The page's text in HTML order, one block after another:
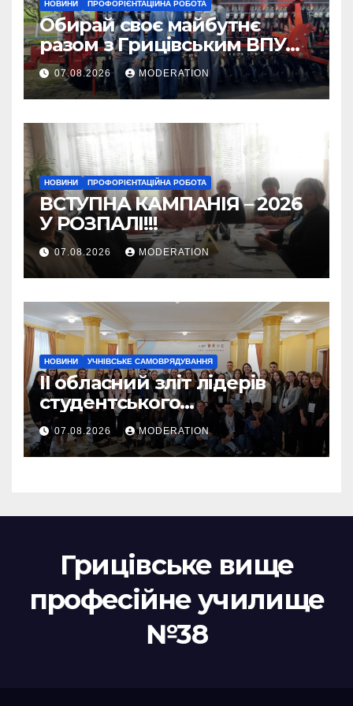
НОВИНИ ПРОФОРІЄНТАЦІЙНА РОБОТА
Обирай своє майбутнє
разом з Грицівським ВПУ
№38!
07.08.2026 MODERATION
НОВИНИ ПРОФОРІЄНТАЦІЙНА РОБОТА
ВСТУПНА КАМПАНІЯ – 2026
У РОЗПАЛІ!!!
07.08.2026 MODERATION
НОВИНИ УЧНІВСЬКЕ САМОВРЯДУВАННЯ
II обласний зліт лідерів
студентського
самоврядування
“Молодіжне
самоврядування: сучасний
07.08.2026 MODERATION
Грицівське вище
професійне училище
№38